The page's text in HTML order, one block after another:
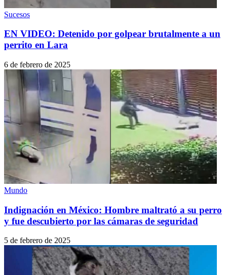
Sucesos
EN VIDEO: Detenido por golpear brutalmente a un
perrito en Lara
6 de febrero de 2025
Mundo
Indignación en México: Hombre maltrató a su perro
y fue descubierto por las cámaras de seguridad
5 de febrero de 2025